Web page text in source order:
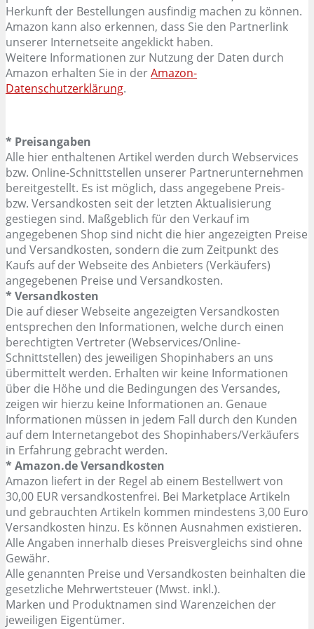
Herkunft der Bestellungen ausfindig machen zu können.
Amazon kann also erkennen, dass Sie den Partnerlink
unserer Internetseite angeklickt haben.
Weitere Informationen zur Nutzung der Daten durch
Amazon erhalten Sie in derAmazon-
Datenschutzerklärung.
* Preisangaben
Alle hier enthaltenen Artikel werden durch Webservices
bzw. Online-Schnittstellen unserer Partnerunternehmen
bereitgestellt. Es ist möglich, dass angegebene Preis-
bzw. Versandkosten seit der letzten Aktualisierung
gestiegen sind. Maßgeblich für den Verkauf im
angegebenen Shop sind nicht die hier angezeigten Preise
und Versandkosten, sondern die zum Zeitpunkt des
Kaufs auf der Webseite des Anbieters (Verkäufers)
angegebenen Preise und Versandkosten.
* Versandkosten
Die auf dieser Webseite angezeigten Versandkosten
entsprechen den Informationen, welche durch einen
berechtigten Vertreter (Webservices/Online-
Schnittstellen) des jeweiligen Shopinhabers an uns
übermittelt werden. Erhalten wir keine Informationen
über die Höhe und die Bedingungen des Versandes,
zeigen wir hierzu keine Informationen an. Genaue
Informationen müssen in jedem Fall durch den Kunden
auf dem Internetangebot des Shopinhabers/Verkäufers
in Erfahrung gebracht werden.
* Amazon.de Versandkosten
Amazon liefert in der Regel ab einem Bestellwert von
30,00 EUR versandkostenfrei. Bei Marketplace Artikeln
und gebrauchten Artikeln kommen mindestens 3,00 Euro
Versandkosten hinzu. Es können Ausnahmen existieren.
Alle Angaben innerhalb dieses Preisvergleichs sind ohne
Gewähr.
Alle genannten Preise und Versandkosten beinhalten die
gesetzliche Mehrwertsteuer (Mwst. inkl.).
Marken und Produktnamen sind Warenzeichen der
jeweiligen Eigentümer.